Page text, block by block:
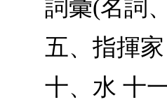
詞彙(名詞
五、指揮
十、水 十